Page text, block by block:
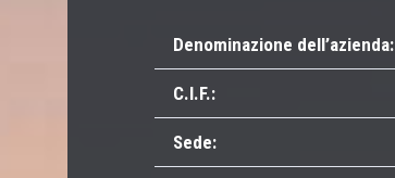
Denominazione dell’azienda:
C.I.F.:
Sede: